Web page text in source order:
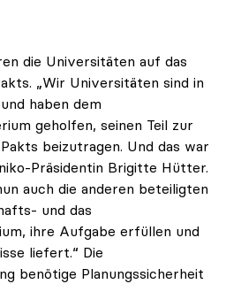
die Universitäten auf das
„Wir Universitäten sind in
haben dem
geholfen, seinen Teil zur
beizutragen. Und das war
Präsidentin Brigitte Hütter.
auch die anderen beteiligten
und das
ihre Aufgabe erfüllen und
liefert.“ Die
benötige Planungssicherheit